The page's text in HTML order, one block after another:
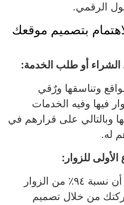
الرقمي.
بتصميم موقعك
وتناسقها ورٌقي
فيها وفيه الخدمات
وبالتالي على قرارهم في
له.
فقد أثبتت الإحصائيات أن نسبة ٩٤٪ من الزوار
من خلال تصميم